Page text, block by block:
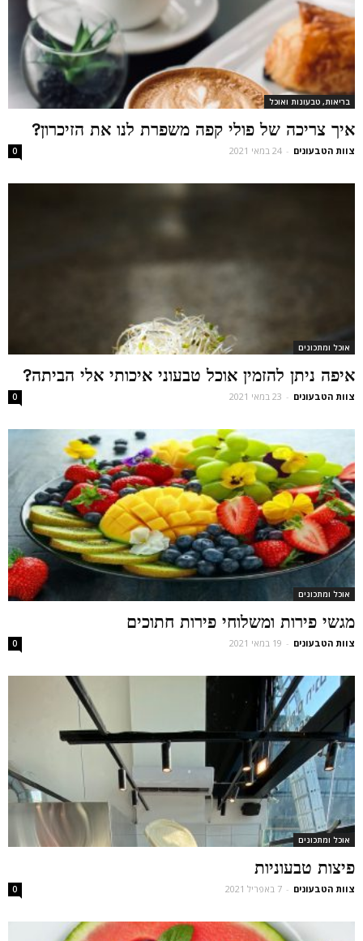
בריאות, טבעונות ואוכל
איך צריכה של פולי קפה משפרת לנו את הזיכרון?
צוות הטבעונים - 24 במאי 2021 0
אוכל ומתכונים
איפה ניתן להזמין אוכל טבעוני איכותי אלי הביתה?
צוות הטבעונים - 23 במאי 2021 0
אוכל ומתכונים
מגשי פירות ומשלוחי פירות חתוכים
צוות הטבעונים - 19 במאי 2021 0
אוכל ומתכונים
פיצות טבעוניות
צוות הטבעונים - 7 באפריל 2021 0